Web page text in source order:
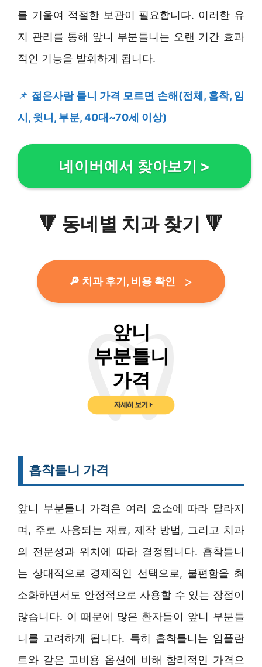
를 기울여 적절한 보관이 필요합니다. 이러한 유
지 관리를 통해 앞니 부분틀니는 오랜 기간 효과
적인 기능을 발휘하게 됩니다.
📌 젊은사람 틀니 가격 모르면 손해(전체, 흡착, 임
시, 윗니, 부분, 40대~70세 이상)
네이버에서 찾아보기 >
🔻 동네별 치과 찾기 🔻
🔎 치과 후기, 비용 확인
흡착틀니 가격
앞니 부분틀니 가격은 여러 요소에 따라 달라지
며, 주로 사용되는 재료, 제작 방법, 그리고 치과
의 전문성과 위치에 따라 결정됩니다. 흡착틀니
는 상대적으로 경제적인 선택으로, 불편함을 최
소화하면서도 안정적으로 사용할 수 있는 장점이
많습니다. 이 때문에 많은 환자들이 앞니 부분틀
니를 고려하게 됩니다. 특히 흡착틀니는 임플란
트와 같은 고비용 옵션에 비해 합리적인 가격으